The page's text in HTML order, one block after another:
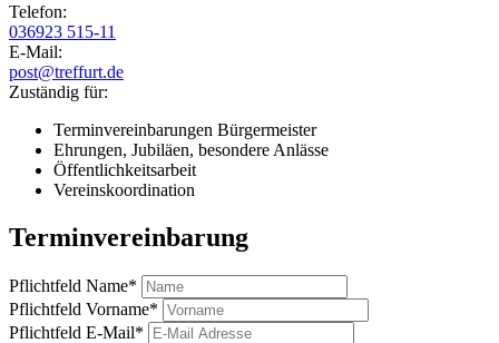
Telefon:
036923 515-11
E-Mail:
post@treffurt.de
Zuständig für:
Terminvereinbarungen Bürgermeister
Ehrungen, Jubiläen, besondere Anlässe
Öffentlichkeitsarbeit
Vereinskoordination
Terminvereinbarung
Pflichtfeld Name*
Pflichtfeld Vorname*
Pflichtfeld E-Mail*